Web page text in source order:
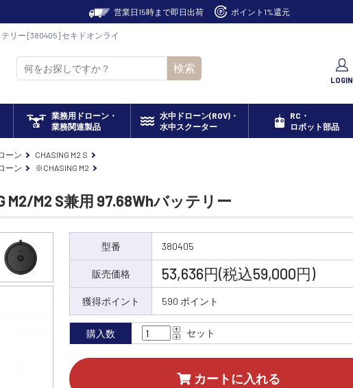
営業日15時まで即日出荷 ポイント1%還元
テリー [380405] セキドオンライ
検索
LOGIN
業務用ドローン・
業務関連製品
水中ドローン(ROV)・
水中スクーター
RC・
ロボット部品
ーン
CHASING M2 S
ーン ※CHASING M2
M2/M2 S兼用 97.68Whバッテリー
型番 380405
販売価格 53,636円(税込59,000円)
獲得ポイント 590 ポイント
購入数 セット
カートに入れる